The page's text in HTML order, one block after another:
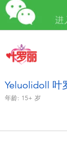
户外及运
派对用品
模仿，
夏日
Yeluolidoll 叶
年龄: 15+ 岁